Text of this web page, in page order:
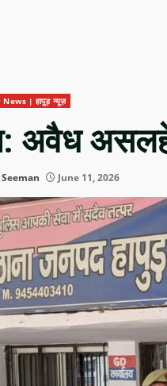
| हापुड़ न्यूज़
अवैध
June 11, 2026